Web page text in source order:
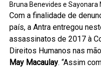
Bruna Benevides e Sayonara
Com a finalidade de
país, a Antra entregou
assassinatos de 2017 à
Direitos Humanos nas
May Macaulay. “Assim